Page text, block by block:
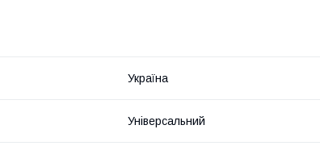
Україна
Універсальний